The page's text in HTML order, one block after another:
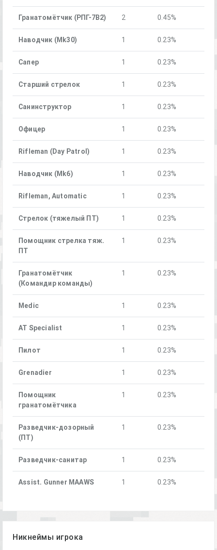
Гранатомётчик (РПГ-7В2) 2 0.45%
Наводчик (Mk30) 1 0.23%
Сапер 1 0.23%
Старший стрелок 1 0.23%
Санинструктор 1 0.23%
Офицер 1 0.23%
Rifleman (Day Patrol) 1 0.23%
Наводчик (Mk6) 1 0.23%
Rifleman, Automatic 1 0.23%
Стрелок (тяжелый ПТ) 1 0.23%
Помощник стрелка тяж.
ПТ
1 0.23%
Гранатомётчик
(Командир команды)
1 0.23%
Medic 1 0.23%
AT Specialist 1 0.23%
Пилот 1 0.23%
Grenadier 1 0.23%
Помощник
гранатомётчика
1 0.23%
Разведчик-дозорный
(ПТ)
1 0.23%
Разведчик-санитар 1 0.23%
Assist. Gunner MAAWS 1 0.23%
Никнеймы игрока